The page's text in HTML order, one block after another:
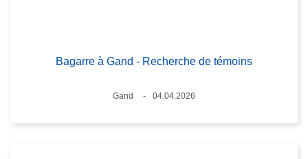
Bagarre à Gand - Recherche de témoins
Lieux
Gand
04.04.2026